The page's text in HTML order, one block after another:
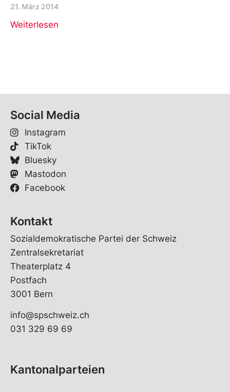
21. März 2014
Weiterlesen
Social Media
Instagram
TikTok
Bluesky
Mastodon
Facebook
Kontakt
Sozialdemokratische Partei der Schweiz
Zentralsekretariat
Theaterplatz 4
Postfach
3001 Bern
info@spschweiz.ch
031 329 69 69
Kantonalparteien